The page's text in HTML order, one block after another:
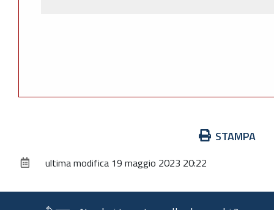
documento
STAMPA
ultima modifica 19 maggio 2023 20:22